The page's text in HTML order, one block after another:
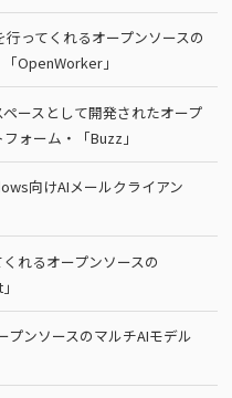
ってくれるオープンソースの
OpenWorker」
ースとして開発されたオープ
ォーム・「Buzz」
向けAIメールクライアン
れるオープンソースの
ンソースのマルチAIモデル